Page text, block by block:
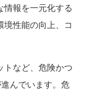
情報を一元化する
境性能の向上、コ
トなど、危険かつ
んでいます。危